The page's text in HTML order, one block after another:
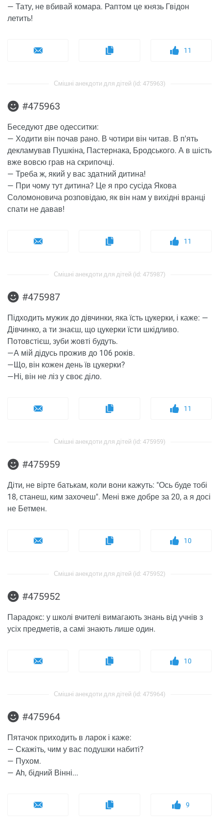
— Тату, не вбивай комара. Раптом це князь Гвідон
летить!
11
Смішні анекдоти для дітей (id: 475963)
#475963
Беседуют две одесситки:
— Ходити він почав рано. В чотири він читав. В п'ять
декламував Пушкіна, Пастернака, Бродського. А в шість
вже вовсю грав на скрипочці.
— Треба ж, який у вас здатний дитина!
— При чому тут дитина? Це я про сусіда Якова
Соломоновича розповідаю, як він нам у вихідні вранці
спати не давав!
11
Смішні анекдоти для дітей (id: 475987)
#475987
Підходить мужик до дівчинки, яка їсть цукерки, і каже: —
Дівчинко, а ти знаєш, що цукерки їсти шкідливо.
Потовстієш, зуби жовті будуть.
—А мій дідусь прожив до 106 років.
—Що, він кожен день їв цукерки?
—Ні, він не ліз у своє діло.
11
Смішні анекдоти для дітей (id: 475959)
#475959
Діти, не вірте батькам, коли вони кажуть: "Ось буде тобі
18, станеш, ким захочеш". Мені вже добре за 20, а я досі
не Бетмен.
10
Смішні анекдоти для дітей (id: 475952)
#475952
Парадокс: у школі вчителі вимагають знань від учнів з
усіх предметів, а самі знають лише один.
10
Смішні анекдоти для дітей (id: 475964)
#475964
Пятачок приходить в ларок і каже:
— Скажіть, чим у вас подушки набиті?
— Пухом.
— Ah, бідний Вінні...
9